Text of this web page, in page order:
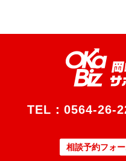
TEL： 0564-26-
相談予約フォ